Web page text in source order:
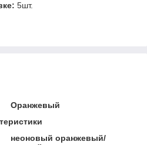
5шт.
Оранжевый
неоновый оранжевый/